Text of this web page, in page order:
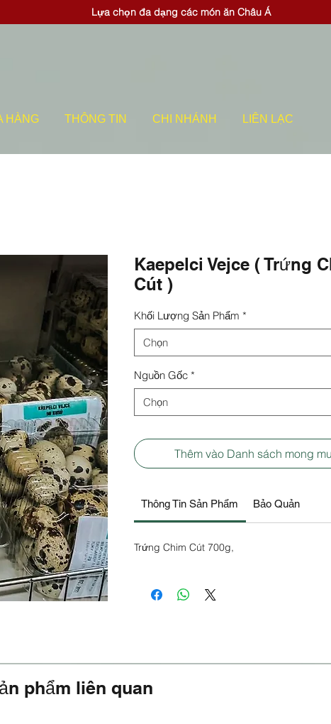
Lựa chọn đa dạng các món ăn Châu Á
HÀNG THÔNG TIN CHI NHÁNH LIÊN LẠC
Kaepelci Vejce ( Trứng
Cút )
Khối Lượng Sản Phẩm *
Chọn
Nguồn Gốc *
Chọn
Thêm vào Danh sách mong
Thông Tin Sản Phẩm Bảo Quản
Trứng Chim Cút 700g,
phẩm liên quan